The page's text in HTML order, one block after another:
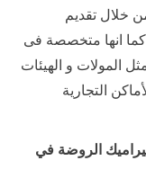
خلال تقديم
كما انها متخصصة فى
المولات و الهيئات
التجارية
الروضة في